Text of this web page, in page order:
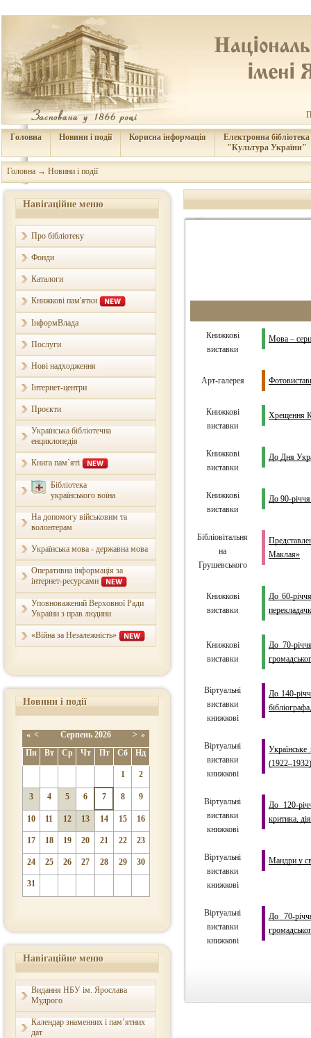
Головна Новини і події Корисна інформація
Електронна бібліотека
"Культура України"
Головна → Новини і події
Навігаційне меню
Про бібліотеку
Фонди
Каталоги
Книжкові пам'ятки
ІнформВлада
Послуги
Нові надходження
Інтернет-центри
Проєкти
Українська бібліотечна
енциклопедія
Книга пам`яті
Бібліотека
українського воїна
На допомогу військовим та
волонтерам
Українська мова - державна мова
Оперативна інформація за
інтернет-ресурсами
Уповноважений Верховної Ради
України з прав людини
«Війна за Незалежність»
Новини і події
« < Серпень2026 > »
Пн
Вт Ср Чт Пт Сб Нд
1 2
3 4 5 6 7 8 9
10 11 12 13 14 15 16
17 18 19 20 21 22 23
24 25 26 27 28 29 30
31
Навігаційне меню
Видання НБУ ім. Ярослава
Мудрого
Календар знаменних і пам’ятних
дат
Книжкові
виставки
Мова –
Арт-галерея
Книжкові
виставки
Хрещення
Книжкові
виставки
До Дня
Книжкові
виставки
До 90-
Бібліовітальня
на
Грушевського
Маклая»
Книжкові
виставки
До 60-
Книжкові
виставки
До 70-
Віртуальні
виставки
книжкові
До 140-
Віртуальні
виставки
книжкові
(1922–1932)
Віртуальні
виставки
книжкові
До 120-
критика,
Віртуальні
виставки
книжкові
Мандри у
Віртуальні
виставки
книжкові
До 70-